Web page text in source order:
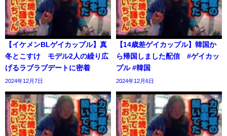
【イケメンBLゲイカップル】真
冬とこすけ モデル2人の繰り広
げるラブラブデートに密着
2024年12月7日
【14歳差ゲイカップル】韓国か
ら帰国しました配信 #ゲイカッ
プル #韓国
2024年12月6日